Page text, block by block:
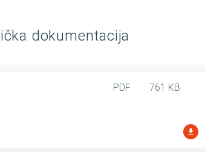
dokumentacija
PDF 761 KB